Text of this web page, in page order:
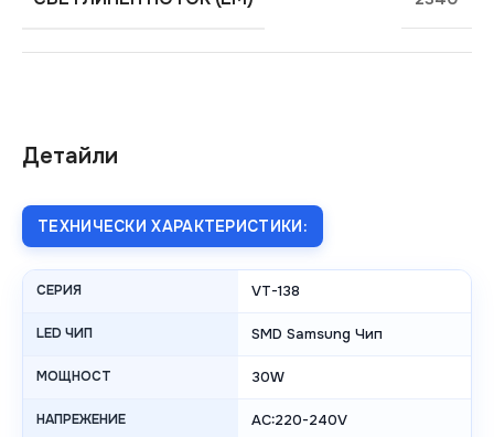
Детайли
ТЕХНИЧЕСКИ ХАРАКТЕРИСТИКИ:
СЕРИЯ VT-138
LED ЧИП SMD Samsung Чип
МОЩНОСТ 30W
НАПРЕЖЕНИЕ AC:220-240V